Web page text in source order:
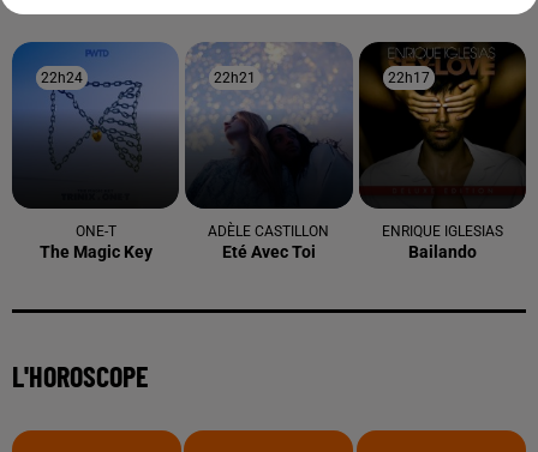
22h24
22h24
ONE-T
The Magic Key
22h21
22h21
ADÈLE CASTILLON
Eté Avec Toi
22h17
22h17
ENRIQUE IGLESIAS
Bailando
L'HOROSCOPE